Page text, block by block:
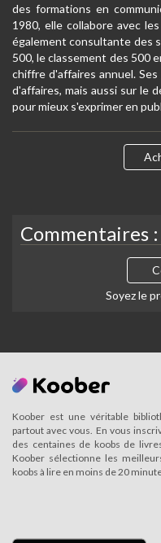
des formations en
1980, elle collabore avec
également consultante des
500, le classement des 500
chiffre d'affaires annuel.
d'affaires, mais aussi sur le
pour mieux s'exprimer en
Commentaires :
Soyez le
Koober est une véritable
partout avec vous. En vous
des centaines de koobs de
Koober sélectionne les
koobs à lire en moins de 20